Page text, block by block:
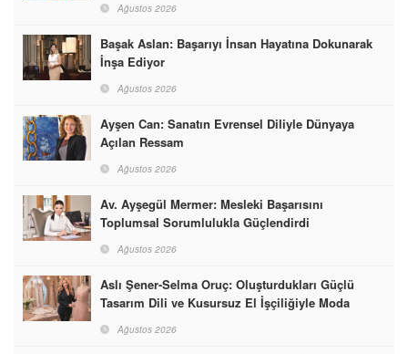
Ağustos 2026
Başak Aslan: Başarıyı İnsan Hayatına Dokunarak
İnşa Ediyor
Ağustos 2026
Ayşen Can: Sanatın Evrensel Diliyle Dünyaya
Açılan Ressam
Ağustos 2026
Av. Ayşegül Mermer: Mesleki Başarısını
Toplumsal Sorumlulukla Güçlendirdi
Ağustos 2026
Aslı Şener-Selma Oruç: Oluşturdukları Güçlü
Tasarım Dili ve Kusursuz El İşçiliğiyle Moda
Dünyasına İmzalarını Attılar
Ağustos 2026